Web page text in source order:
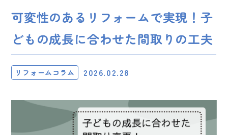
可変性のあるリフォームで実現！子
どもの成長に合わせた間取りの工夫
リフォームコラム 2026.02.28